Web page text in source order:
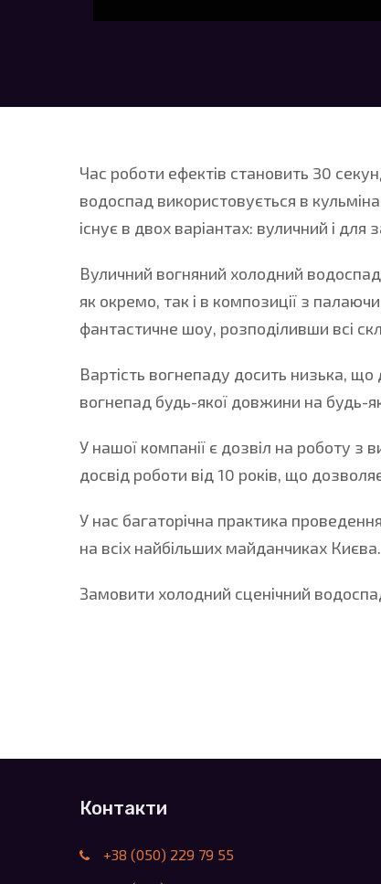
Час роботи ефектів становить 30
водоспад використовується в
існує в двох варіантах: вуличний і для
Вуличний вогняний холодний
як окремо, так і в композиції з
фантастичне шоу, розподіливши всі
Вартість вогнепаду досить низька,
вогнепад будь-якої довжини на будь-
У нашої компанії є дозвіл на роботу з
досвід роботи від 10 років, що
У нас багаторічна практика
на всіх найбільших майданчиках Києва.
Замовити холодний сценічний
Контакти
+38 (050) 229 79 55